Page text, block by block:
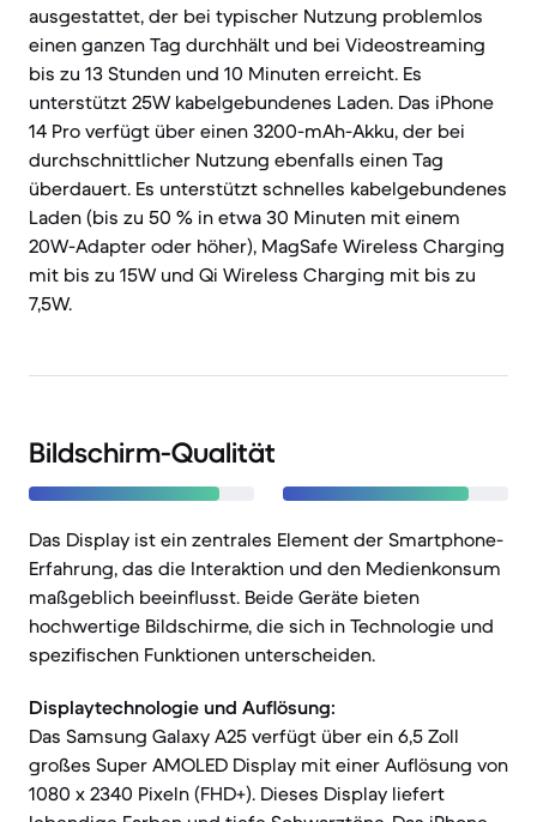
ausgestattet, der bei typischer Nutzung problemlos
einen ganzen Tag durchhält und bei Videostreaming
bis zu 13 Stunden und 10 Minuten erreicht. Es
unterstützt 25W kabelgebundenes Laden. Das iPhone
14 Pro verfügt über einen 3200-mAh-Akku, der bei
durchschnittlicher Nutzung ebenfalls einen Tag
überdauert. Es unterstützt schnelles kabelgebundenes
Laden (bis zu 50 % in etwa 30 Minuten mit einem
20W-Adapter oder höher), MagSafe Wireless Charging
mit bis zu 15W und Qi Wireless Charging mit bis zu
7,5W.
Bildschirm-Qualität
Das Display ist ein zentrales Element der Smartphone-
Erfahrung, das die Interaktion und den Medienkonsum
maßgeblich beeinflusst. Beide Geräte bieten
hochwertige Bildschirme, die sich in Technologie und
spezifischen Funktionen unterscheiden.
Displaytechnologie und Auflösung:
Das Samsung Galaxy A25 verfügt über ein 6,5 Zoll
großes Super AMOLED Display mit einer Auflösung von
1080 x 2340 Pixeln (FHD+). Dieses Display liefert